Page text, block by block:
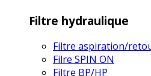
Filtre hydraulique
Filtre aspiration/
Filre SPIN ON
Filtre BP/HP